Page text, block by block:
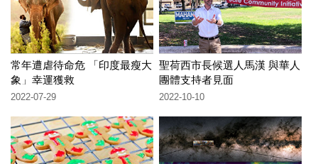
常年遭虐待命危 「印度最瘦大
象」幸運獲救
2022-07-29
聖荷西市長候選人馬漢 與華人
團體支持者見面
2022-10-10